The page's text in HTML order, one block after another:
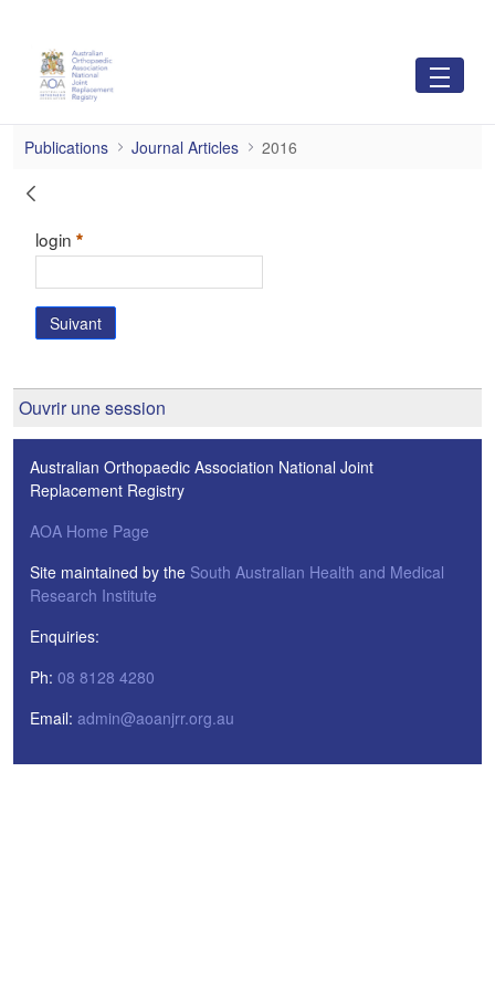
2016
Publications Journal Articles 2016
Mot de passe oublié ?
login Requis
Suivant
Ouvrir une session
Australian Orthopaedic Association National Joint
Replacement Registry
AOA Home Page
Site maintained by the South Australian Health and Medical
Research Institute
Enquiries:
Ph: 08 8128 4280
Email: admin@aoanjrr.org.au